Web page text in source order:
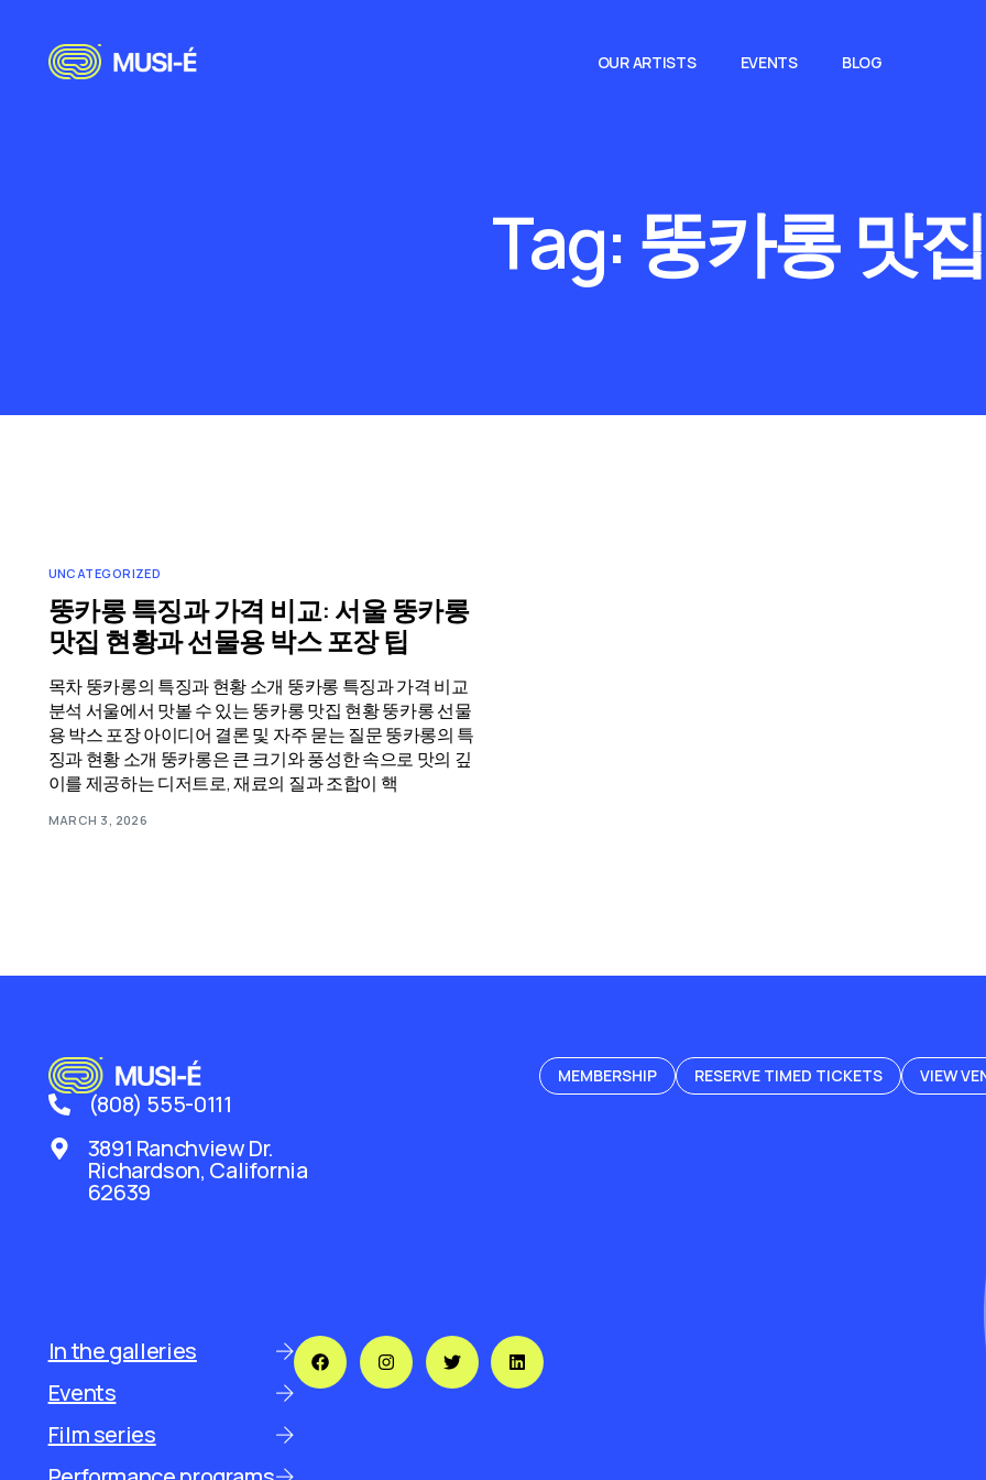
OUR ARTISTS EVENTS BLOG
Tag: 뚱카롱 맛집
UNCATEGORIZED
뚱카롱 특징과 가격 비교: 서울 뚱카롱
맛집 현황과 선물용 박스 포장 팁
목차 뚱카롱의 특징과 현황 소개 뚱카롱 특징과 가격 비교
분석 서울에서 맛볼 수 있는 뚱카롱 맛집 현황 뚱카롱 선물
용 박스 포장 아이디어 결론 및 자주 묻는 질문 뚱카롱의 특
징과 현황 소개 뚱카롱은 큰 크기와 풍성한 속으로 맛의 깊
이를 제공하는 디저트로, 재료의 질과 조합이 핵
MARCH 3, 2026
(808) 555-0111
3891 Ranchview Dr.
Richardson, California
62639
MEMBERSHIP RESERVE TIMED TICKETS VIEW
In the galleries
Events
Film series